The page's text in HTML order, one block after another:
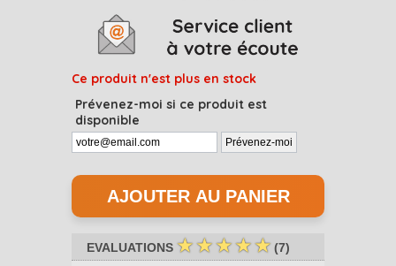
Ce produit n'est plus en stock
Prévenez-moi si ce produit est
disponible
EVALUATIONS ☆☆☆☆☆ (7)